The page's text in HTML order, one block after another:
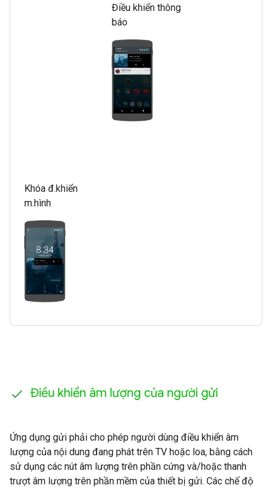
Điều khiển thông
báo
Khóa đ.khiển
m.hình
Điều khiển âm lượng của người gửi
Ứng dụng gửi phải cho phép người dùng điều khiển âm
lượng của nội dung đang phát trên TV hoặc loa, bằng cách
sử dụng các nút âm lượng trên phần cứng và/hoặc thanh
trượt âm lượng trên phần mềm của thiết bị gửi. Các chế độ